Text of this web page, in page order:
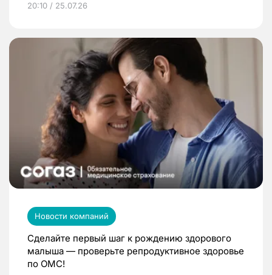
20:10 / 25.07.26
Новости компаний
Сделайте первый шаг к рождению здорового
малыша — проверьте репродуктивное здоровье
по ОМС!